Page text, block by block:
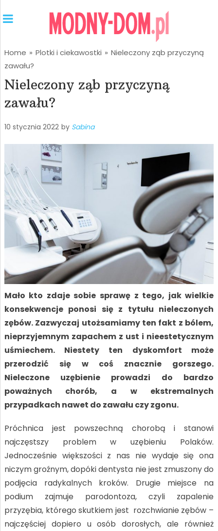
Home » Plotki i ciekawostki » Nieleczony ząb przyczyną
zawału?
Nieleczony ząb przyczyną
zawału?
10 stycznia 2022 by Sabina
Mało kto zdaje sobie sprawę z tego, jak wielkie
konsekwencje ponosi się z tytułu nieleczonych
zębów. Zazwyczaj utożsamiamy ten fakt z bólem,
nieprzyjemnym zapachem z ust i nieestetycznym
uśmiechem. Niestety ten dyskomfort może
przerodzić się w coś znacznie gorszego.
Nieleczone uzębienie prowadzi do bardzo
poważnych chorób, a w ekstremalnych
przypadkach nawet do zawału czy zgonu.
Próchnica jest powszechną chorobą i stanowi
najczęstszy problem w uzębieniu Polaków.
Jednocześnie większości z nas nie wydaje się ona
niczym groźnym, dopóki dentysta nie jest zmuszony do
podjęcia radykalnych kroków. Drugie miejsce na
podium zajmuje parodontoza, czyli zapalenie
przyzębia, którego skutkiem jest rozchwianie zębów –
najczęściej dopiero u osób dorosłych, ale również